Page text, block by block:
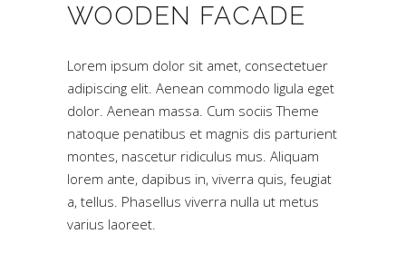
WOODEN FACADE
Lorem ipsum dolor sit amet, consectetuer
adipiscing elit. Aenean commodo ligula eget
dolor. Aenean massa. Cum sociis Theme
natoque penatibus et magnis dis parturient
montes, nascetur ridiculus mus. Aliquam
lorem ante, dapibus in, viverra quis, feugiat
a, tellus. Phasellus viverra nulla ut metus
varius laoreet.